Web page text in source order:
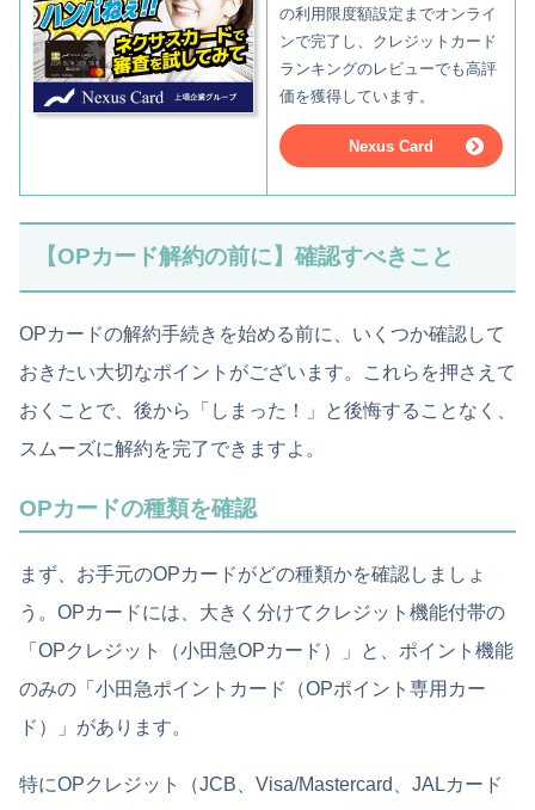
の利用限度額設定までオンライ
ンで完了し、クレジットカード
ランキングのレビューでも高評
価を獲得しています。
Nexus Card
【OPカード解約の前に】確認すべきこと
OPカードの解約手続きを始める前に、いくつか確認して
おきたい大切なポイントがございます。これらを押さえて
おくことで、後から「しまった！」と後悔することなく、
スムーズに解約を完了できますよ。
OPカードの種類を確認
まず、お手元のOPカードがどの種類かを確認しましょ
う。OPカードには、大きく分けてクレジット機能付帯の
「OPクレジット（小田急OPカード）」と、ポイント機能
のみの「小田急ポイントカード（OPポイント専用カー
ド）」があります。
特にOPクレジット（JCB、Visa/Mastercard、JALカード